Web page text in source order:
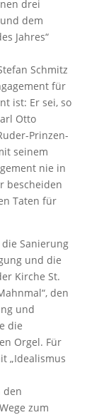
drei
dem
Jahres“
Schmitz
für
ist: Er sei, so
Otto
Prinzen-
seinem
nie in
bescheiden
Taten für
Sanierung
und die
Kirche St.
den
und
die
Orgel. Für
„Idealismus
den
zum